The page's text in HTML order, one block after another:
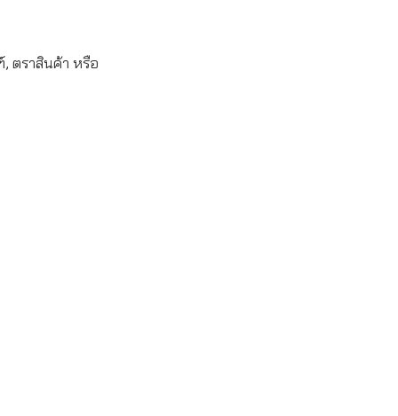
ตราสินค้า หรือ